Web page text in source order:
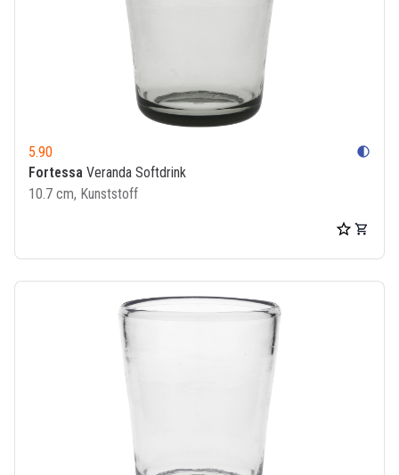
5.90 contrast
Fortessa Veranda Softdrink
10.7 cm, Kunststoff